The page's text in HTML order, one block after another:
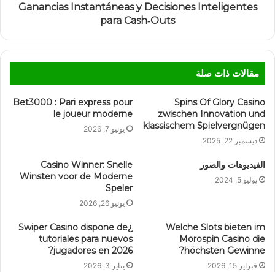
Ganancias Instantáneas y Decisiones Inteligentes
para Cash‑Outs
مقالات ذات صلة
Spins Of Glory Casino
zwischen Innovation und
klassischem Spielvergnügen
ديسمبر 22, 2025
Bet3000 : Pari express pour
le joueur moderne
يونيو 7, 2026
الفيديوهات والصور
يوليو 5, 2024
Casino Winner: Snelle
Winsten voor de Moderne
Speler
يونيو 26, 2026
Welche Slots bieten im
Morospin Casino die
höchsten Gewinne?
فبراير 15, 2026
¿Swiper Casino dispone de
tutoriales para nuevos
jugadores en 2026?
يناير 3, 2026